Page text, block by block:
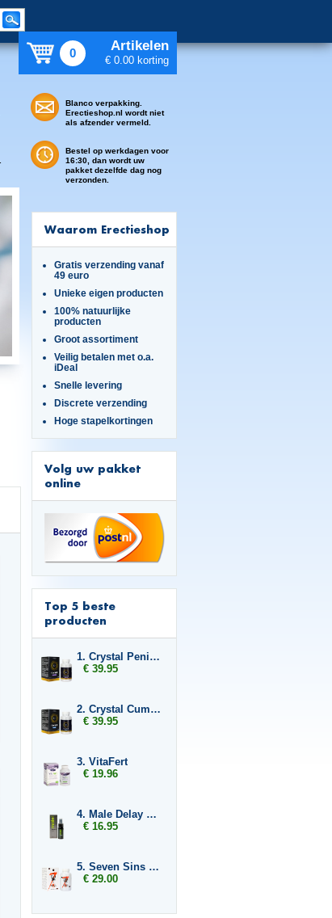
0 Artikelen
€ 0.00 korting
Blanco verpakking.
Erectieshop.nl wordt niet
als afzender vermeld.
Bestel op werkdagen voor
16:30, dan wordt uw
pakket dezelfde dag nog
verzonden.
Waarom Erectieshop
Gratis verzending vanaf
49 euro
Unieke eigen producten
100% natuurlijke
producten
Groot assortiment
Veilig betalen met o.a.
iDeal
Snelle levering
Discrete verzending
Hoge stapelkortingen
Volg uw pakket
online
Top 5 beste
producten
1. Crystal Penis Boost
€ 39.95
2. Crystal Cumplus
€ 39.95
3. VitaFert
€ 19.96
4. Male Delay Spray
€ 16.95
5. Seven Sins Boost
€ 29.00